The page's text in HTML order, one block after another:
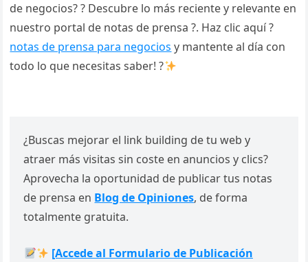
de negocios? ? Descubre lo más reciente y relevante en
nuestro portal de notas de prensa ?. Haz clic aquí ?
notas de prensa para negocios y mantente al día con
todo lo que necesitas saber! ?
¿Buscas mejorar el link building de tu web y
atraer más visitas sin coste en anuncios y clics?
Aprovecha la oportunidad de publicar tus notas
de prensa en Blog de Opiniones, de forma
totalmente gratuita.
[Accede al Formulario de Publicación